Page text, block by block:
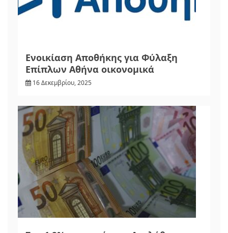
Ενοικίαση Αποθήκης για Φύλαξη
Επίπλων Αθήνα οικονομικά
16 Δεκεμβρίου, 2025